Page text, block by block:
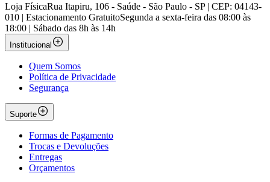
Loja FísicaRua Itapiru, 106 - Saúde - São Paulo - SP | CEP: 04143-
010 | Estacionamento GratuitoSegunda a sexta-feira das 08:00 às
18:00 | Sábado das 8h às 14h
Institucional
Quem Somos
Política de Privacidade
Segurança
Suporte
Formas de Pagamento
Trocas e Devoluções
Entregas
Orçamentos